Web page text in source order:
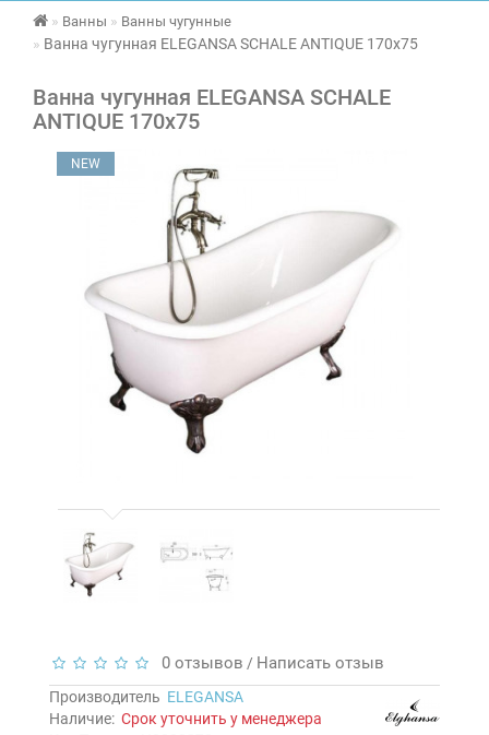
Ванны Ванны чугунные
Ванна чугунная ELEGANSA SCHALE ANTIQUE 170х75
Ванна чугунная ELEGANSA SCHALE
ANTIQUE 170х75
NEW
0 отзывов / Написать отзыв
Производитель ELEGANSA
Наличие: Срок уточнить у менеджера